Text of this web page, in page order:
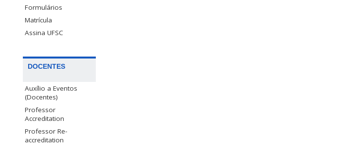
Formulários
Matrícula
Assina UFSC
DOCENTES
Auxílio a Eventos
(Docentes)
Professor
Accreditation
Professor Re-
accreditation